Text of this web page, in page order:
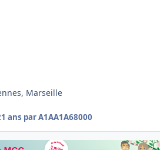
Marseille
ans par A1AA1A68000